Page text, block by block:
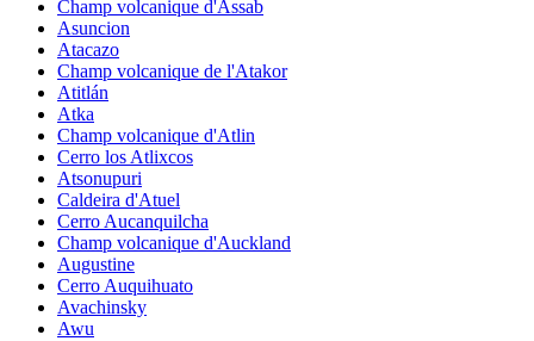
Champ volcanique d'Assab
Asuncion
Atacazo
Champ volcanique de l'Atakor
Atitlán
Atka
Champ volcanique d'Atlin
Cerro los Atlixcos
Atsonupuri
Caldeira d'Atuel
Cerro Aucanquilcha
Champ volcanique d'Auckland
Augustine
Cerro Auquihuato
Avachinsky
Awu